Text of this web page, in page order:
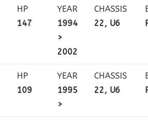
HP
147
YEAR
1994
>
2002
CHASSIS
22, U6
HP
109
YEAR
1995
>
CHASSIS
22, U6